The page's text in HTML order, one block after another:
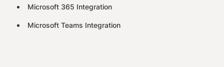
Microsoft 365 Integration
Microsoft Teams Integration